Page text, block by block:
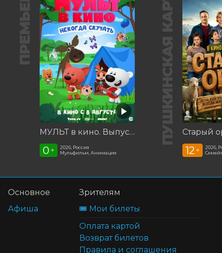
ПРЕМЬЕРА
МУЛЬТ в кино. Выпуск №198. Некогда скучать
0 +
2026, Россия
Мульфильм, Анимация
ПУШКИНСКАЯ КАРТА Старый
12 +
2026,
Основное
Афиша
Зрителям
🎟️ Мои билеты
Оплата картой
Возврат билетов
Правила и соглашения